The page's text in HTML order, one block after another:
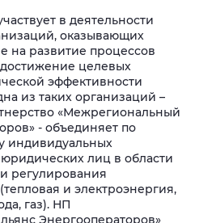
в деятельности
оказывающих
на развитие процессов
целевых
эффективности
из таких организаций –
«Межрегиональный
- объединяет по
индивидуальных
лиц в области
регулирования
и электроэнергия,
газ). НП
Энергооператоров»